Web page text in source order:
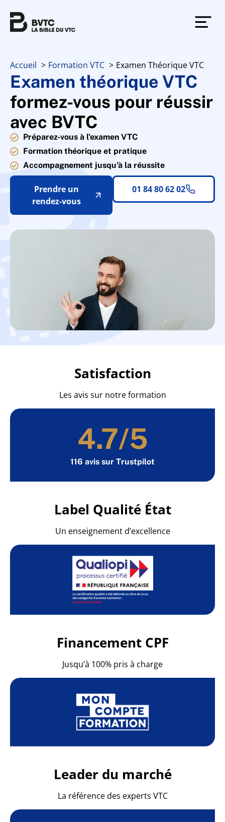
Accueil Formation VTC Examen Théorique VTC
Examen théorique VTC
formez-vous pour réussir
avec BVTC
Préparez-vous à l'examen VTC
Formation théorique et pratique
Accompagnement jusqu'à la réussite
Prendre un
rendez-vous
01 84 80 62 02
Satisfaction
Les avis sur notre formation
116 avis sur Trustpilot
4.7/5
Label Qualité État
Un enseignement d’excellence
Financement CPF
Jusqu’à 100% pris à charge
Leader du marché
La référence des experts VTC